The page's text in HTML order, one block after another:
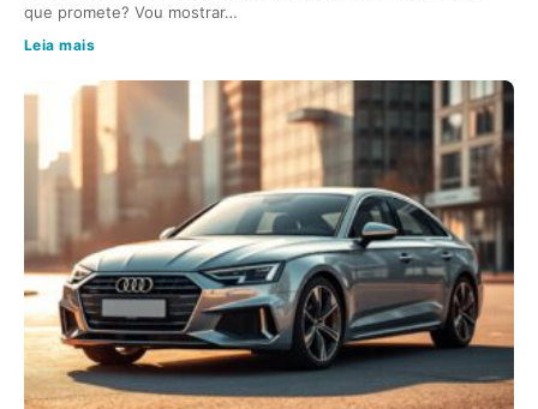
que promete? Vou mostrar…
Leia mais